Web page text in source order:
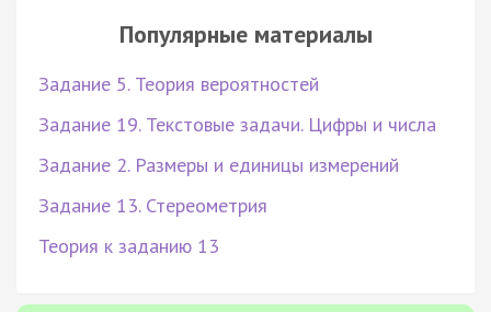
Популярные материалы
Задание 5. Теория вероятностей
Задание 19. Текстовые задачи. Цифры и числа
Задание 2. Размеры и единицы измерений
Задание 13. Стереометрия
Теория к заданию 13